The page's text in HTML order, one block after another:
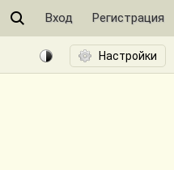
Вход Регистрация